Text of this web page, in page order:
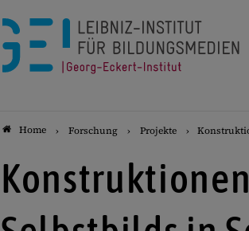
Home Forschung Projekte